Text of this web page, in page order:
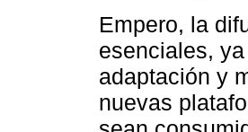
Empero, la
esenciales,
adaptación y
nuevas